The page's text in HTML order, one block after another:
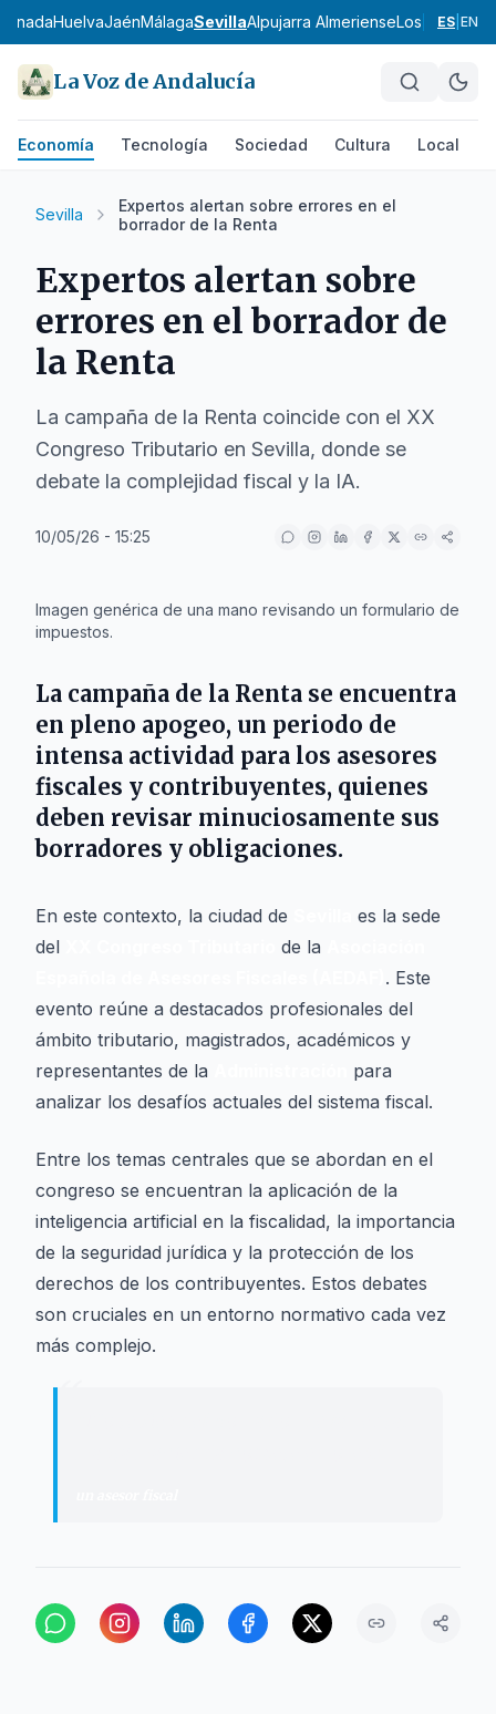
HuelvaJaénMálagaSevillaAlpujarra AlmerienseLos Vélez
ES EN
La Voz de Andalucía
Economía Tecnología Sociedad Cultura Local
Sevilla
Expertos alertan sobre errores en el
borrador de la Renta
Expertos alertan sobre
errores en el borrador de
la Renta
La campaña de la Renta coincide con el XX
Congreso Tributario en Sevilla, donde se
debate la complejidad fiscal y la IA.
10/05/26 - 15:25
Imagen genérica de una mano revisando un formulario de
impuestos.
La campaña de la Renta se encuentra
en pleno apogeo, un periodo de
intensa actividad para los asesores
fiscales y contribuyentes, quienes
deben revisar minuciosamente sus
borradores y obligaciones.
En este contexto, la ciudad de
es la sede
del
de la
. Este
evento reúne a destacados profesionales del
ámbito tributario, magistrados, académicos y
representantes de la
para
analizar los desafíos actuales del sistema fiscal.
Entre los temas centrales que se abordan en el
congreso se encuentran la aplicación de la
inteligencia artificial en la fiscalidad, la importancia
de la seguridad jurídica y la protección de los
derechos de los contribuyentes. Estos debates
son cruciales en un entorno normativo cada vez
más complejo.
“